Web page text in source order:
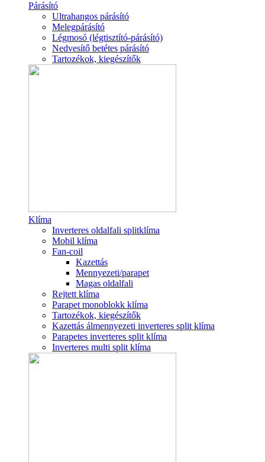
Párásító
Ultrahangos párásító
Melegpárásító
Légmosó (légtisztító-párásító)
Nedvesítő betétes párásító
Tartozékok, kiegészítők
Klíma
Inverteres oldalfali splitklíma
Mobil klíma
Fan-coil
Kazettás
Mennyezeti/parapet
Magas oldalfali
Rejtett klíma
Parapet monoblokk klíma
Tartozékok, kiegészítők
Kazettás álmennyezeti inverteres split klíma
Parapetes inverteres split klíma
Inverteres multi split klíma